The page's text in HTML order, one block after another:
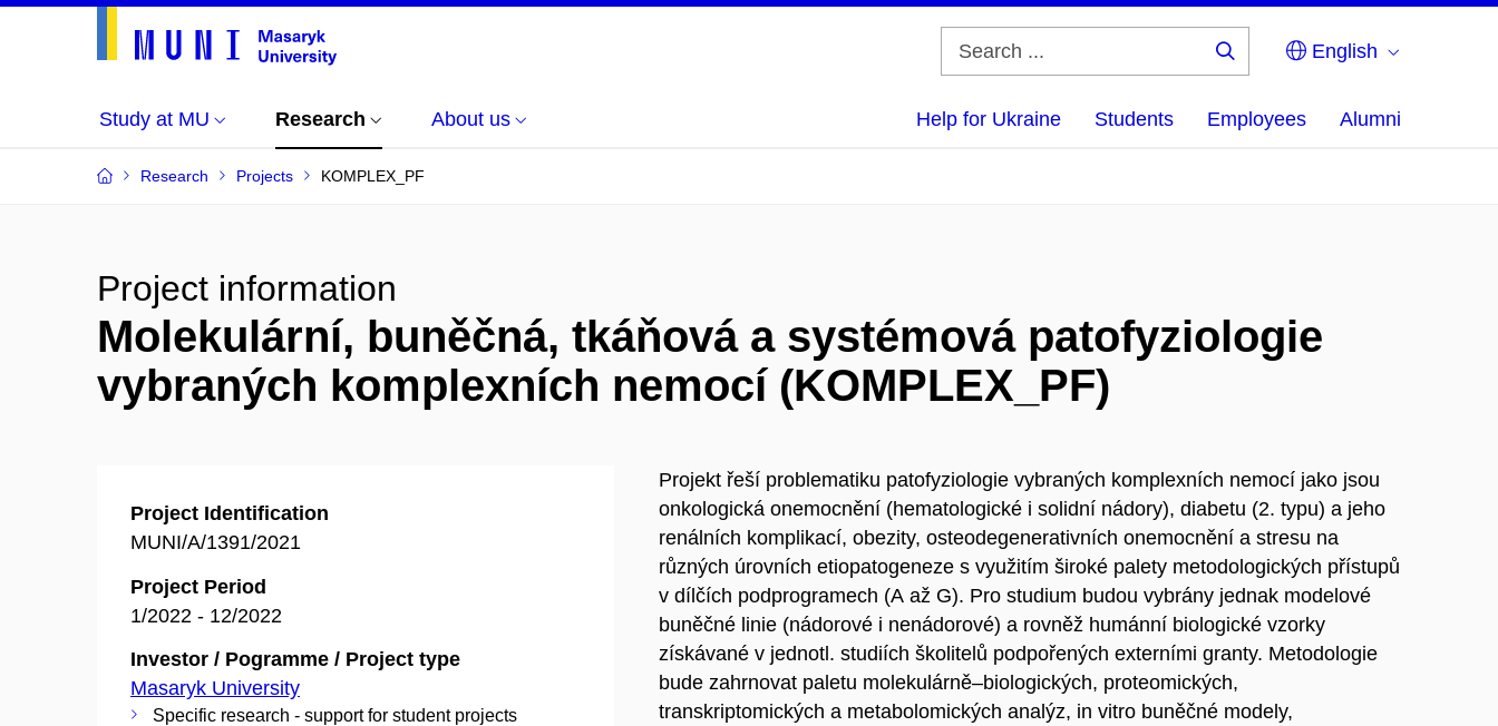
English
Study at MU Research About us Help for Ukraine Students Employees Alumni
Research Projects KOMPLEX_PF
Project information
Molekulární, buněčná, tkáňová a systémová patofyziologie
vybraných komplexních nemocí (KOMPLEX_PF)
Project Identification
MUNI/A/1391/2021
Project Period
1/2022 - 12/2022
Investor / Pogramme / Project type
Masaryk University
Specific research - support for student projects
Projekt řeší problematiku patofyziologie vybraných komplexních nemocí jako jsou
onkologická onemocnění (hematologické i solidní nádory), diabetu (2. typu) a jeho
renálních komplikací, obezity, osteodegenerativních onemocnění a stresu na
různých úrovních etiopatogeneze s využitím široké palety metodologických přístupů
v dílčích podprogramech (A až G). Pro studium budou vybrány jednak modelové
buněčné linie (nádorové i nenádorové) a rovněž humánní biologické vzorky
získávané v jednotl. studiích školitelů podpořených externími granty. Metodologie
bude zahrnovat paletu molekulárně–biologických, proteomických,
transkriptomických a metabolomických analýz, in vitro buněčné modely,